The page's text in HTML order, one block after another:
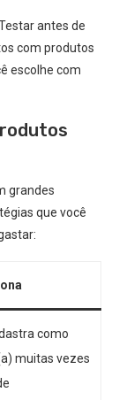
Testar antes de
com produtos
escolhe com
grandes
que você
como
muitas vezes